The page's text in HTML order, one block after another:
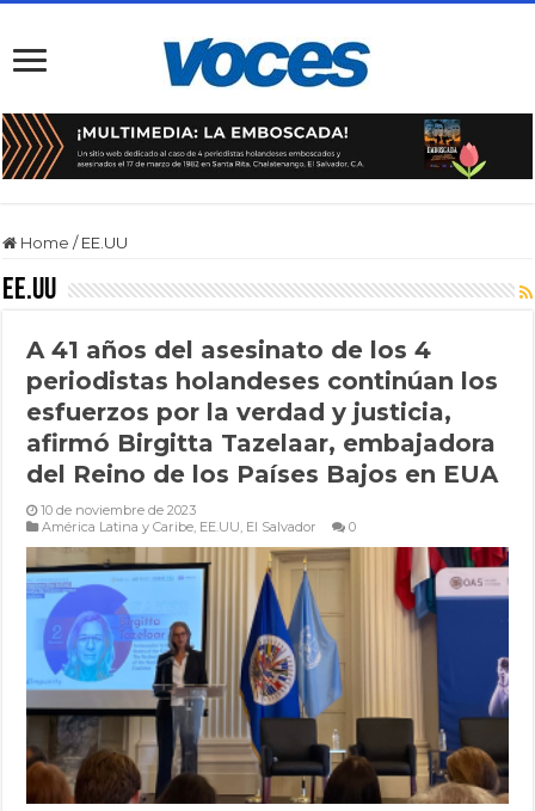
Home / EE.UU
EE.UU
A 41 años del asesinato de los 4
periodistas holandeses continúan los
esfuerzos por la verdad y justicia,
afirmó Birgitta Tazelaar, embajadora
del Reino de los Países Bajos en EUA
10 de noviembre de 2023
América Latina y Caribe, EE.UU, El Salvador 0